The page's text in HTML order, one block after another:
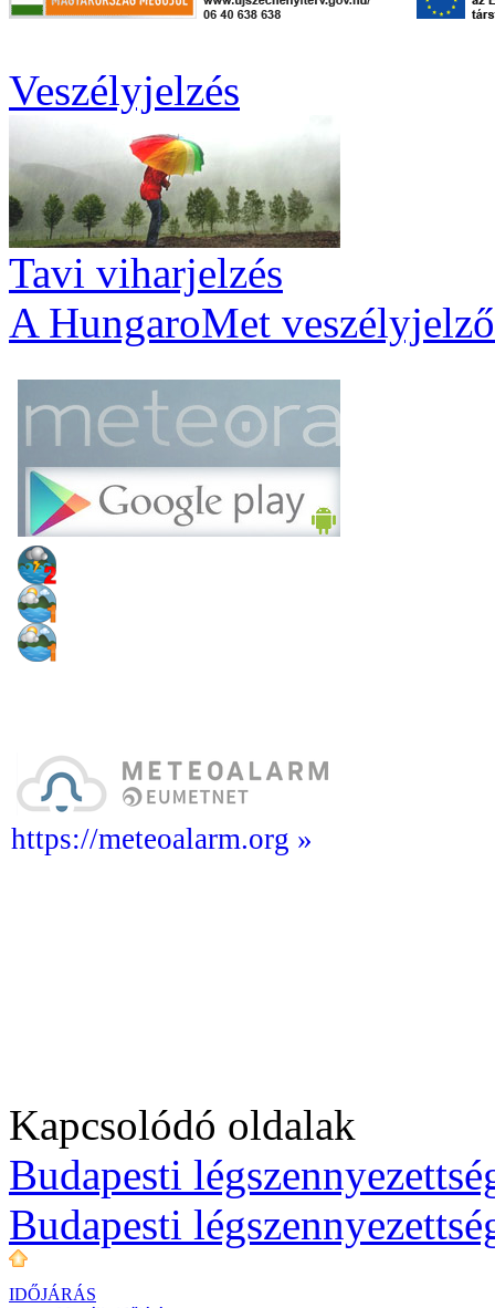
Veszélyjelzés
Tavi viharjelzés
A HungaroMet
https://meteoalarm.org »
Kapcsolódó oldalak
Budapesti
Budapesti
IDŐJÁRÁS